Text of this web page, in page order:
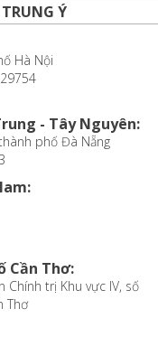
Ý
Hà Nội
- Tây Nguyên:
phố Đà Nẵng
Cần Thơ:
Chính trị Khu vực IV, số
Thơ